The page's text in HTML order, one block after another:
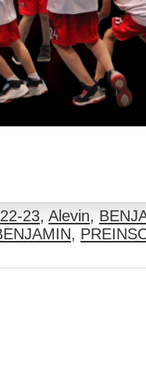
22-23, Alevin,
,